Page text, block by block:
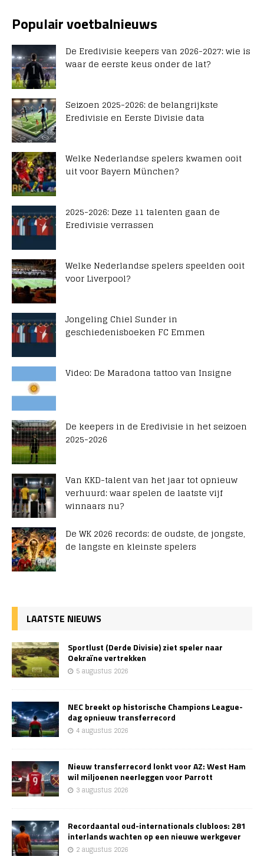
Populair voetbalnieuws
De Eredivisie keepers van 2026-2027: wie is
waar de eerste keus onder de lat?
Seizoen 2025-2026: de belangrijkste
Eredivisie en Eerste Divisie data
Welke Nederlandse spelers kwamen ooit
uit voor Bayern München?
2025-2026: Deze 11 talenten gaan de
Eredivisie verrassen
Welke Nederlandse spelers speelden ooit
voor Liverpool?
Jongeling Chiel Sunder in
geschiedenisboeken FC Emmen
Video: De Maradona tattoo van Insigne
De keepers in de Eredivisie in het seizoen
2025-2026
Van KKD-talent van het jaar tot opnieuw
verhuurd: waar spelen de laatste vijf
winnaars nu?
De WK 2026 records: de oudste, de jongste,
de langste en kleinste spelers
LAATSTE NIEUWS
Sportlust (Derde Divisie) ziet speler naar
Oekraïne vertrekken
5 augustus 2026
NEC breekt op historische Champions League-
dag opnieuw transferrecord
4 augustus 2026
Nieuw transferrecord lonkt voor AZ: West Ham
wil miljoenen neerleggen voor Parrott
3 augustus 2026
Recordaantal oud-internationals clubloos: 281
interlands wachten op een nieuwe werkgever
2 augustus 2026